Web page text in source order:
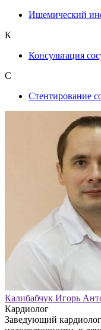
Ишемический
К
Консультация
С
Стентирование
Калибабчук Игорь
Кардиолог
Заведующий